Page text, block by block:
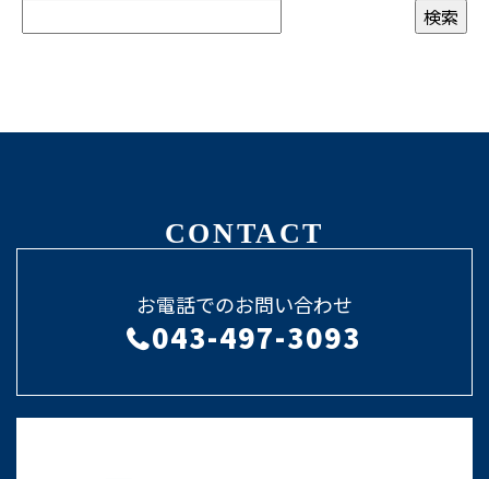
CONTACT
お電話でのお問い合わせ
043-497-3093